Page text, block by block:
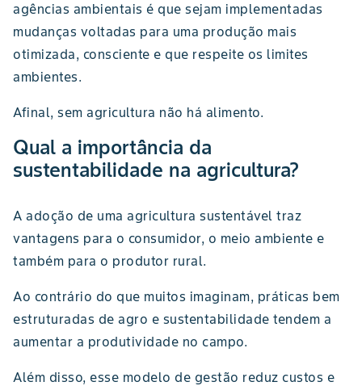
agências ambientais é que sejam implementadas
mudanças voltadas para uma produção mais
otimizada, consciente e que respeite os limites
ambientes.
Afinal, sem agricultura não há alimento.
Qual a importância da
sustentabilidade na agricultura?
A adoção de uma agricultura sustentável traz
vantagens para o consumidor, o meio ambiente e
também para o produtor rural.
Ao contrário do que muitos imaginam, práticas bem
estruturadas de agro e sustentabilidade tendem a
aumentar a produtividade no campo.
Além disso, esse modelo de gestão reduz custos e